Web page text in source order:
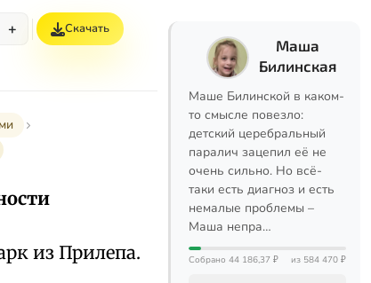
+ Скачать
из Прилепа.
Маша
Билинская
Маше Билинской в каком-
то смысле повезло:
детский церебральный
паралич зацепил её не
очень сильно. Но всё-
таки есть диагноз и есть
немалые проблемы –
Маша непра…
Собрано 44 186,37 ₽ из 584 470 ₽